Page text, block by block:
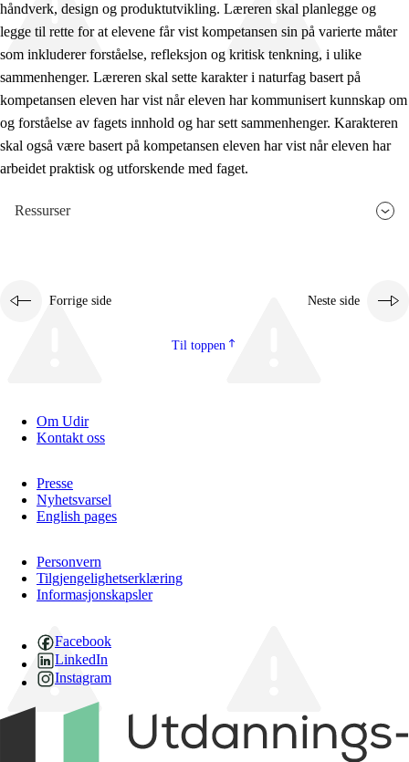
håndverk, design og produktutvikling. Læreren skal planlegge og
legge til rette for at elevene får vist kompetansen sin på varierte måter
som inkluderer forståelse, refleksjon og kritisk tenkning, i ulike
sammenhenger. Læreren skal sette karakter i naturfag basert på
kompetansen eleven har vist når eleven har kommunisert kunnskap om
og forståelse av fagets innhold og har sett sammenhenger. Karakteren
skal også være basert på kompetansen eleven har vist når eleven har
arbeidet praktisk og utforskende med faget.
Ressurser
Forrige side Neste side
Til toppen
Om Udir
Kontakt oss
Presse
Nyhetsvarsel
English pages
Personvern
Tilgjengelighetserklæring
Informasjonskapsler
Facebook
LinkedIn
Instagram